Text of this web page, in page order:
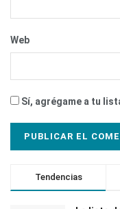
Web
Sí, agrégame a tu
Tendencias